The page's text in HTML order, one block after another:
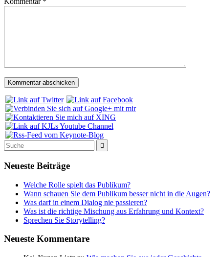
Neueste Beiträge
Welche Rolle spielt das Publikum?
Wann schauen Sie dem Publikum besser nicht in die Augen?
Was darf in einem Dialog nie passieren?
Was ist die richtige Mischung aus Erfahrung und Kontext?
Sprechen Sie Storytelling?
Neueste Kommentare